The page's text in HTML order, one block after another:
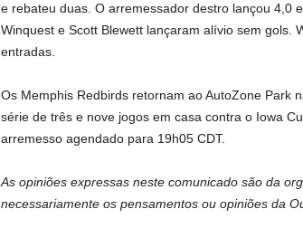
e rebateu duas. O arremessador destro lançou 4,0
Winquest e Scott Blewett lançaram alívio sem gols.
entradas.
Os Memphis Redbirds retornam ao AutoZone Park
série de três e nove jogos em casa contra o Iowa
arremesso agendado para 19h05 CDT.
As opiniões expressas neste comunicado são da
necessariamente os pensamentos ou opiniões da